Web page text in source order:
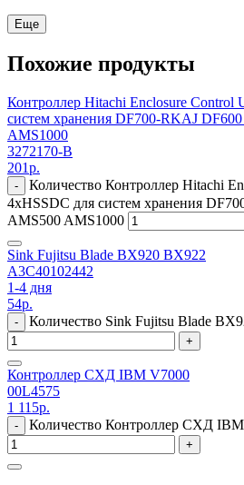
Еще
Похожие продукты
Контроллер Hitachi Enclosure Control
систем хранения DF700-RKAJ
AMS1000
3272170-B
201р.
-
Количество Контроллер Hitachi
4xHSSDC для систем хранения
AMS500 AMS1000
Sink Fujitsu Blade BX920 BX922
A3C40102442
1-4 дня
54р.
- Количество Sink Fujitsu Blade
+
Контроллер СХД IBM V7000
00L4575
1 115р.
- Количество Контроллер СХД
+